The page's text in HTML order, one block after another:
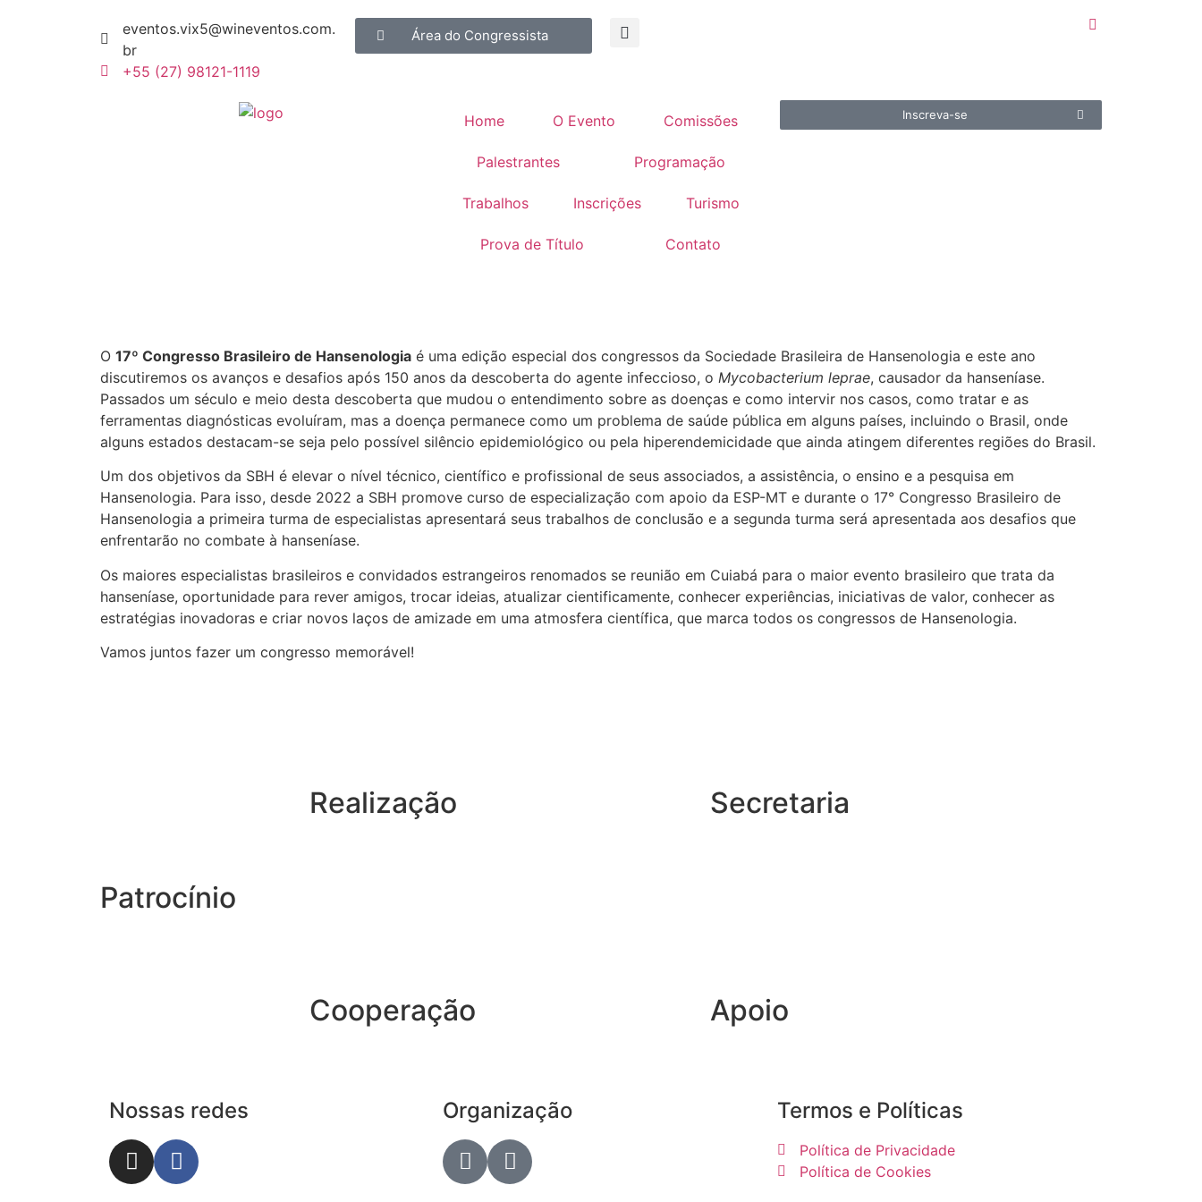
eventos.vix5@wineventos.com.
br
+55 (27) 98121-1119
Área do Congressista
Home O Evento Comissões
Palestrantes Programação
Trabalhos Inscrições Turismo
Prova de Título Contato
Inscreva-se
O 17º Congresso Brasileiro de Hansenologia é uma edição especial dos congressos da Sociedade Brasileira de Hansenologia e este ano
discutiremos os avanços e desafios após 150 anos da descoberta do agente infeccioso, o Mycobacterium leprae, causador da hanseníase.
Passados um século e meio desta descoberta que mudou o entendimento sobre as doenças e como intervir nos casos, como tratar e as
ferramentas diagnósticas evoluíram, mas a doença permanece como um problema de saúde pública em alguns países, incluindo o Brasil, onde
alguns estados destacam-se seja pelo possível silêncio epidemiológico ou pela hiperendemicidade que ainda atingem diferentes regiões do Brasil.
Um dos objetivos da SBH é elevar o nível técnico, científico e profissional de seus associados, a assistência, o ensino e a pesquisa em
Hansenologia. Para isso, desde 2022 a SBH promove curso de especialização com apoio da ESP-MT e durante o 17° Congresso Brasileiro de
Hansenologia a primeira turma de especialistas apresentará seus trabalhos de conclusão e a segunda turma será apresentada aos desafios que
enfrentarão no combate à hanseníase.
Os maiores especialistas brasileiros e convidados estrangeiros renomados se reunião em Cuiabá para o maior evento brasileiro que trata da
hanseníase, oportunidade para rever amigos, trocar ideias, atualizar cientificamente, conhecer experiências, iniciativas de valor, conhecer as
estratégias inovadoras e criar novos laços de amizade em uma atmosfera científica, que marca todos os congressos de Hansenologia.
Vamos juntos fazer um congresso memorável!
Realização Secretaria
Patrocínio
Cooperação Apoio
Nossas redes Organização Termos e Políticas
Política de Privacidade
Política de Cookies